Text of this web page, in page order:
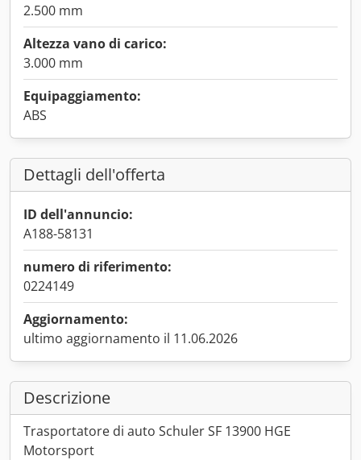
2.500 mm
Altezza vano di carico:
3.000 mm
Equipaggiamento:
ABS
Dettagli dell'offerta
ID dell'annuncio:
A188-58131
numero di riferimento:
0224149
Aggiornamento:
ultimo aggiornamento il 11.06.2026
Descrizione
Trasportatore di auto Schuler SF 13900 HGE
Motorsport